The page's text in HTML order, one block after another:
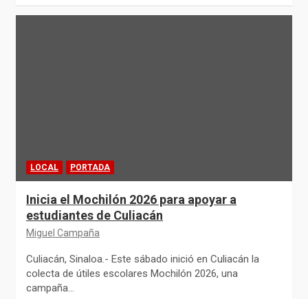
LOCAL PORTADA
Inicia el Mochilón 2026 para apoyar a
estudiantes de Culiacán
Miguel Campaña
Culiacán, Sinaloa.- Este sábado inició en Culiacán la
colecta de útiles escolares Mochilón 2026, una
campaña…